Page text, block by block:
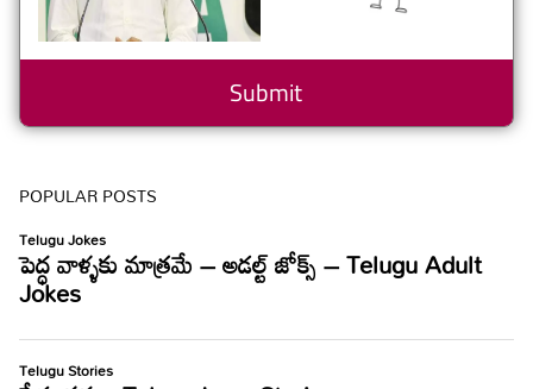
POPULAR POSTS